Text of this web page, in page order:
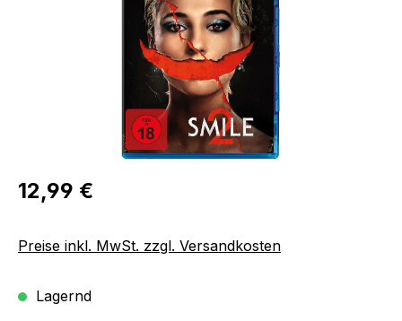
Regulärer Preis:
12,99 €
Preise inkl. MwSt. zzgl. Versandkosten
Lagernd